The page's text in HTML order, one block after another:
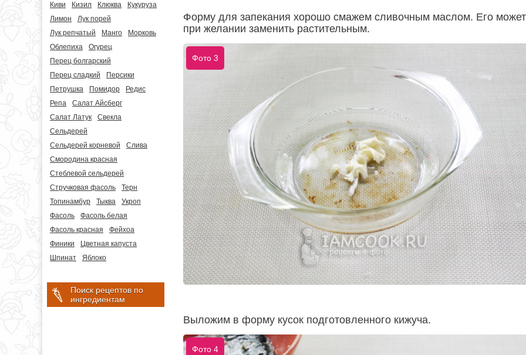
Киви
Кизил Клюква
Кукуруза
Лимон
Лук порей
Лук репчатый
Манго
Морковь
Облепиха
Огурец
Перец болгарский
Перец сладкий
Персики
Петрушка
Помидор
Редис
Репа
Салат Айсберг
Салат Латук
Свекла
Сельдерей
Сельдерей корневой
Слива
Смородина красная
Стеблевой сельдерей
Стручковая фасоль
Терн
Топинамбур
Тыква
Укроп
Фасоль
Фасоль белая
Фасоль красная
Фейхоа
Финики
Цветная капуста
Шпинат
Яблоко
Поиск рецептов по
ингредиентам
Форму для запекания хорошо смажем сливочным маслом. Его
при желании заменить растительным.
Фото 3
Выложим в форму кусок подготовленного кижуча.
Фото 4